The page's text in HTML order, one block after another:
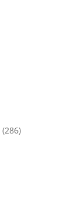
(286)